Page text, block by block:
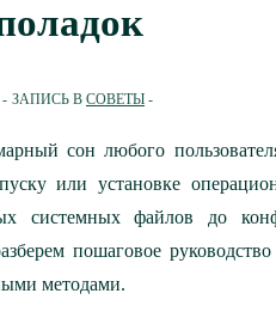
ЗАПИСЬ В СОВЕТЫ
сон любого
или установке
системных файлов до
пошаговое
методами.